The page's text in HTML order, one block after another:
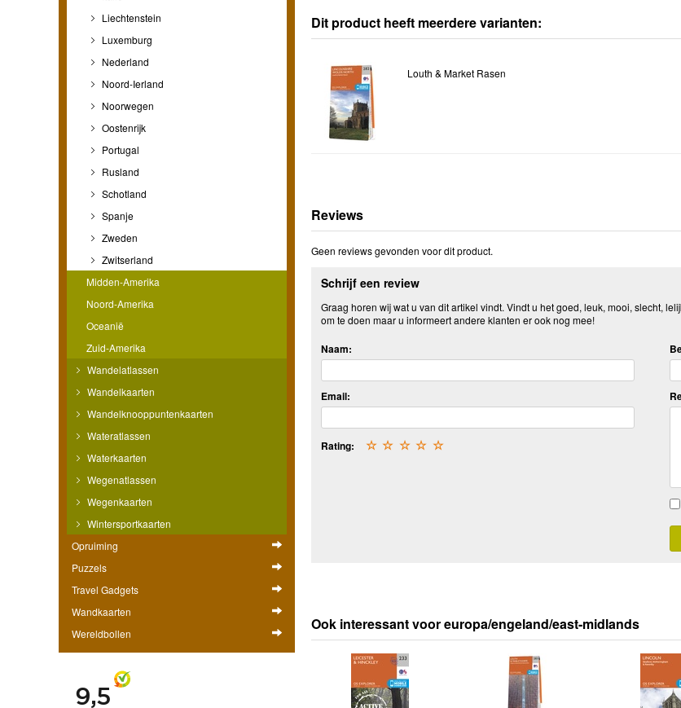
Liechtenstein
Luxemburg
Nederland
Noord-Ierland
Noorwegen
Oostenrijk
Portugal
Rusland
Schotland
Spanje
Zweden
Zwitserland
Midden-Amerika
Noord-Amerika
Oceanië
Zuid-Amerika
Wandelatlassen
Wandelkaarten
Wandelknooppuntenkaarten
Wateratlassen
Waterkaarten
Wegenatlassen
Wegenkaarten
Wintersportkaarten
Opruiming
Puzzels
Travel Gadgets
Wandkaarten
Wereldbollen
Dit product heeft meerdere varianten:
Louth & Market Rasen
Reviews
Geen reviews gevonden voor dit product.
Schrijf een review
Graag horen wij wat u van dit artikel vindt. Vindt u het goed, leuk, mooi, slecht,
om te doen maar u informeert andere klanten er ook nog mee!
Naam:
Email:
Rating: ☆
☆
☆
☆
☆
Ook interessant voor europa/engeland/east-midlands